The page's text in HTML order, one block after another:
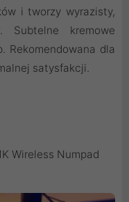
i tworzy wyrazisty,
Subtelne kremowe
Rekomendowana dla
satysfakcji.
Wireless Numpad